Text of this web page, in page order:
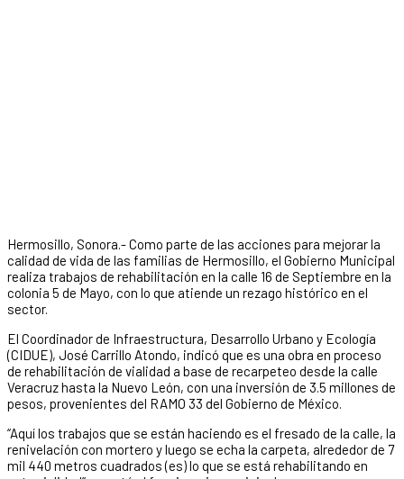
Hermosillo, Sonora.- Como parte de las acciones para mejorar la
calidad de vida de las familias de Hermosillo, el Gobierno Municipal
realiza trabajos de rehabilitación en la calle 16 de Septiembre en la
colonia 5 de Mayo, con lo que atiende un rezago histórico en el
sector.
El Coordinador de Infraestructura, Desarrollo Urbano y Ecología
(CIDUE), José Carrillo Atondo, indicó que es una obra en proceso
de rehabilitación de vialidad a base de recarpeteo desde la calle
Veracruz hasta la Nuevo León, con una inversión de 3.5 millones de
pesos, provenientes del RAMO 33 del Gobierno de México.
“Aquí los trabajos que se están haciendo es el fresado de la calle, la
renivelación con mortero y luego se echa la carpeta, alrededor de 7
mil 440 metros cuadrados (es) lo que se está rehabilitando en